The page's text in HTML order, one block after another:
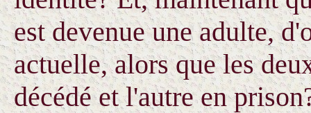
est devenue une adulte,
actuelle, alors que les
décédé et l'autre en